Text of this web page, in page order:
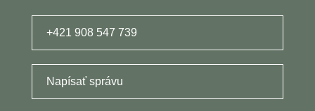
+421 908 547 739
Napísať správu